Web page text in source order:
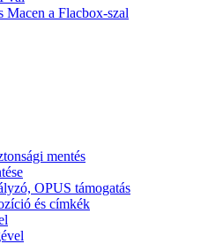
Macen a Flacbox-szal
mentés
OPUS támogatás
és címkék